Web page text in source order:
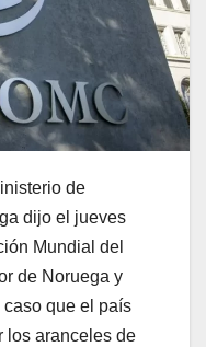
de
dijo el jueves
Mundial del
de Noruega y
que el país
los aranceles de